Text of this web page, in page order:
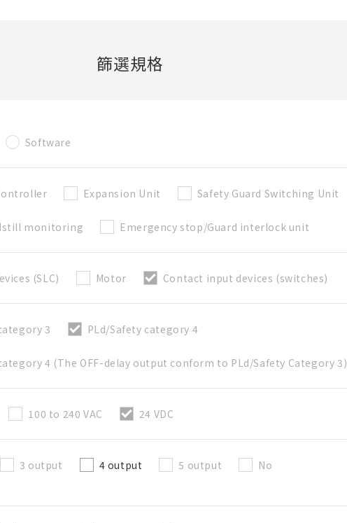
篩選規格
Software
Expansion Unit Safety Guard Switching Unit
monitoring Emergency stop/Guard interlock unit
(SLC) Motor Contact input devices (switches)
3 PLd/Safety category 4
4 (The OFF-delay output conform to PLd/Safety Category 3)
100 to 240 VAC 24 VDC
3 output 4 output 5 output No
要
新建檔案夾
名稱
直接建立新BOM表
修的